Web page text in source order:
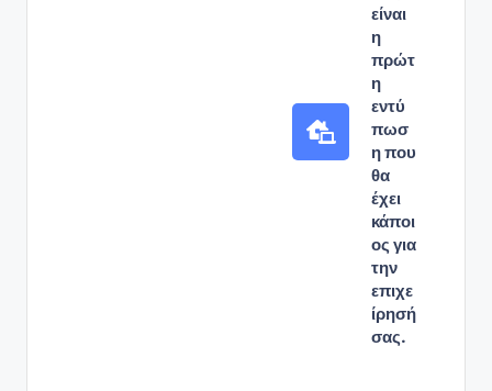
είναι
η
πρώτ
η
εντύ
πωσ
η που
θα
έχει
κάποι
ος για
την
επιχε
ίρησή
σας.